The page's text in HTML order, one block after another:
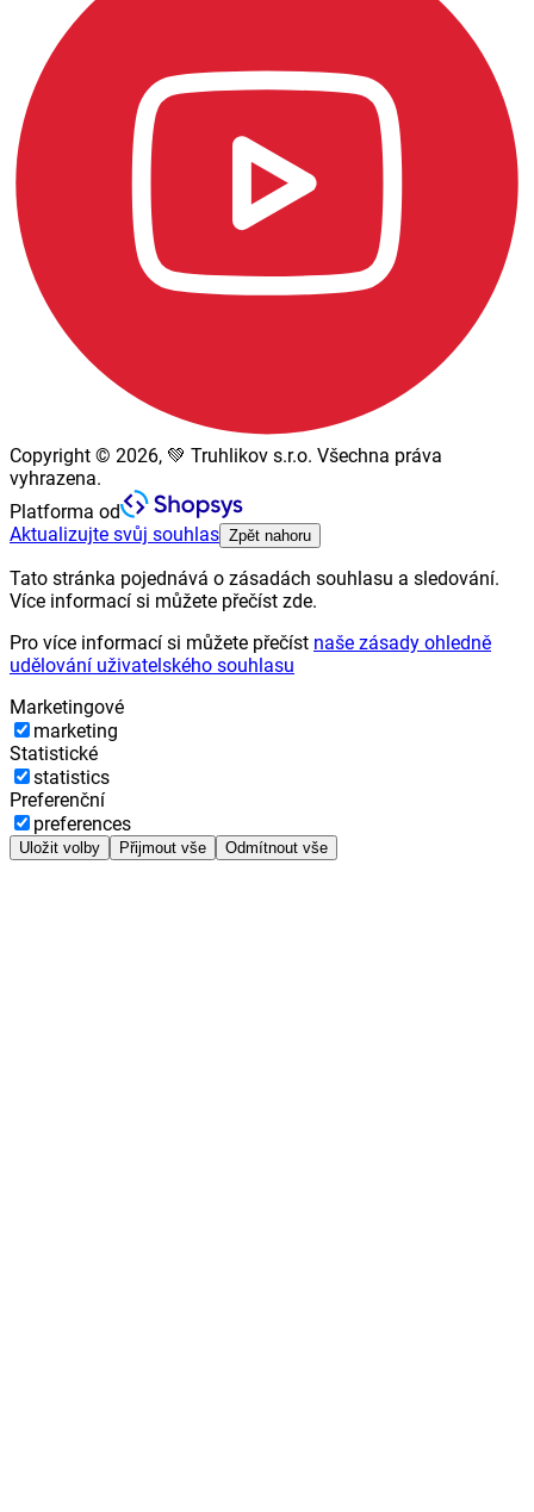
Copyright © 2026, 💚 Truhlikov s.r.o. Všechna práva
vyhrazena.
Platforma od
Aktualizujte svůj souhlas Zpět nahoru
Tato stránka pojednává o zásadách souhlasu a sledování.
Více informací si můžete přečíst zde.
Pro více informací si můžete přečíst naše zásady ohledně
udělování uživatelského souhlasu
Marketingové
marketing
Statistické
statistics
Preferenční
preferences
Uložit volby Přijmout vše Odmítnout vše